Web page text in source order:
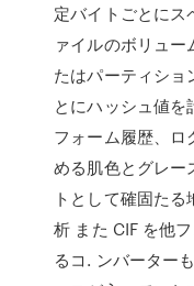
定バイトごとにス
ァイルのボリュー
たはパーティショ
とにハッシュ値を
フォーム履歴、ロ
める肌色とグレー
トとして確固た
析 また CIF を他
るコ. ンバーター